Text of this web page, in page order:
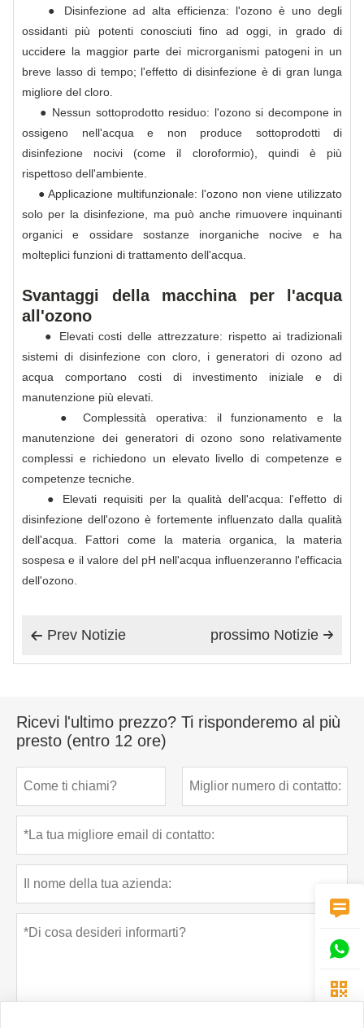
● Disinfezione ad alta efficienza: l'ozono è uno degli
ossidanti più potenti conosciuti fino ad oggi, in grado di
uccidere la maggior parte dei microrganismi patogeni in un
breve lasso di tempo; l'effetto di disinfezione è di gran lunga
migliore del cloro.
● Nessun sottoprodotto residuo: l'ozono si decompone in
ossigeno nell'acqua e non produce sottoprodotti di
disinfezione nocivi (come il cloroformio), quindi è più
rispettoso dell'ambiente.
● Applicazione multifunzionale: l'ozono non viene utilizzato
solo per la disinfezione, ma può anche rimuovere inquinanti
organici e ossidare sostanze inorganiche nocive e ha
molteplici funzioni di trattamento dell'acqua.
Svantaggi della macchina per l'acqua
all'ozono
● Elevati costi delle attrezzature: rispetto ai tradizionali
sistemi di disinfezione con cloro, i generatori di ozono ad
acqua comportano costi di investimento iniziale e di
manutenzione più elevati.
● Complessità operativa: il funzionamento e la
manutenzione dei generatori di ozono sono relativamente
complessi e richiedono un elevato livello di competenze e
competenze tecniche.
● Elevati requisiti per la qualità dell'acqua: l'effetto di
disinfezione dell'ozono è fortemente influenzato dalla qualità
dell'acqua. Fattori come la materia organica, la materia
sospesa e il valore del pH nell'acqua influenzeranno l'efficacia
dell'ozono.
 Prev Notizie 
prossimo Notizie
Ricevi l'ultimo prezzo? Ti risponderemo al più
presto (entro 12 ore)


